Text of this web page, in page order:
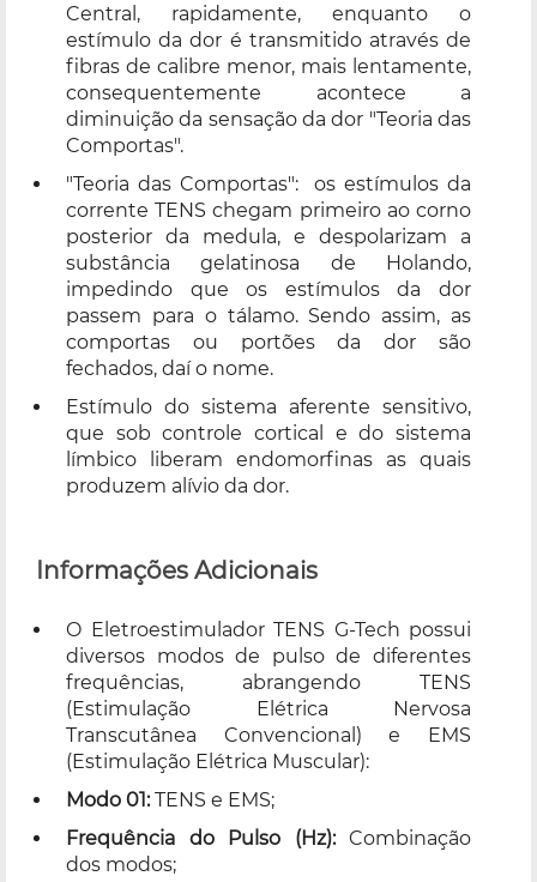
Central, rapidamente, enquanto o
estímulo da dor é transmitido através de
fibras de calibre menor, mais lentamente,
consequentemente acontece a
diminuição da sensação da dor "Teoria das
Comportas".
"Teoria das Comportas": os estímulos da
corrente TENS chegam primeiro ao corno
posterior da medula, e despolarizam a
substância gelatinosa de Holando,
impedindo que os estímulos da dor
passem para o tálamo. Sendo assim, as
comportas ou portões da dor são
fechados, daí o nome.
Estímulo do sistema aferente sensitivo,
que sob controle cortical e do sistema
límbico liberam endomorfinas as quais
produzem alívio da dor.
Informações Adicionais
O Eletroestimulador TENS G-Tech possui
diversos modos de pulso de diferentes
frequências, abrangendo TENS
(Estimulação Elétrica Nervosa
Transcutânea Convencional) e EMS
(Estimulação Elétrica Muscular):
Modo 01:TENS e EMS;
Frequência do Pulso (Hz):Combinação
dos modos;